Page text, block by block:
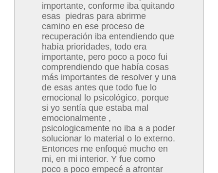
importante, conforme iba quitando
esas piedras para abrirme
camino en ese proceso de
recuperación iba entendiendo que
había prioridades, todo era
importante, pero poco a poco fui
comprendiendo que había cosas
más importantes de resolver y una
de esas antes que todo fue lo
emocional lo psicológico, porque
si yo sentía que estaba mal
emocionalmente ,
psicologicamente no iba a a poder
solucionar lo material o lo externo.
Entonces me enfoqué mucho en
mi, en mi interior. Y fue como
poco a poco empecé a afrontar